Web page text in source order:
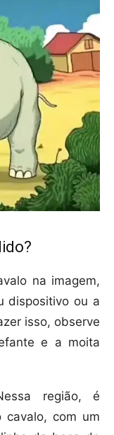
na imagem,
dispositivo ou a
isso, observe
e a moita
região, é
cavalo, com um